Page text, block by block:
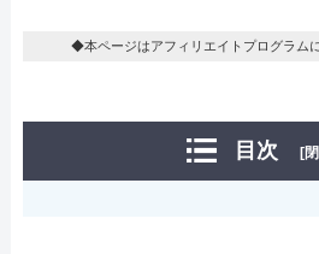
◆本ページはアフィリエイトプログラム
目次 [